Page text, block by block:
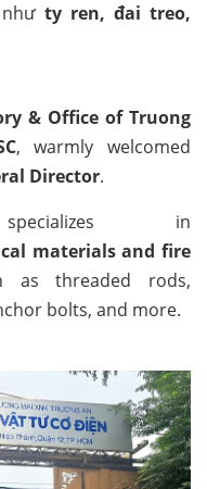
như ty ren, đai treo,
& Office of Truong
, warmly welcomed
Director.
in
materials and fire
as threaded rods,
bolts, and more.